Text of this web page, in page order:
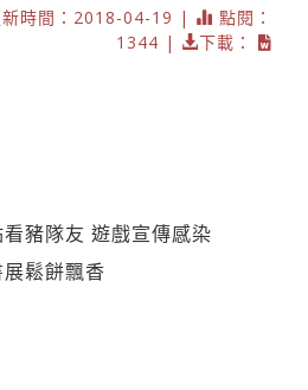
新時間：2018-04-19 |
點閱：
1344 |
下載：
豬隊友 遊戲宣傳感染
鬆餅飄香